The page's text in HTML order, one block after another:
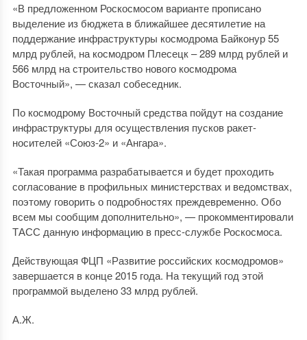
«В предложенном Роскосмосом варианте прописано
выделение из бюджета в ближайшее десятилетие на
поддержание инфраструктуры космодрома Байконур 55
млрд рублей, на космодром Плесецк – 289 млрд рублей и
566 млрд на строительство нового космодрома
Восточный», — сказал собеседник.
По космодрому Восточный средства пойдут на создание
инфраструктуры для осуществления пусков ракет-
носителей «Союз-2» и «Ангара».
«Такая программа разрабатывается и будет проходить
согласование в профильных министерствах и ведомствах,
поэтому говорить о подробностях преждевременно. Обо
всем мы сообщим дополнительно», — прокомментировали
ТАСС данную информацию в пресс-службе Роскосмоса.
Действующая ФЦП «Развитие российских космодромов»
завершается в конце 2015 года. На текущий год этой
программой выделено 33 млрд рублей.
А.Ж.